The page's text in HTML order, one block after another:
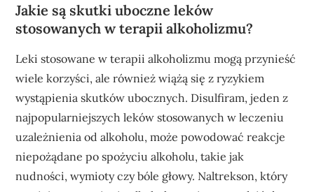
Jakie są skutki uboczne leków
stosowanych w terapii alkoholizmu?
Leki stosowane w terapii alkoholizmu mogą przynieść
wiele korzyści, ale również wiążą się z ryzykiem
wystąpienia skutków ubocznych. Disulfiram, jeden z
najpopularniejszych leków stosowanych w leczeniu
uzależnienia od alkoholu, może powodować reakcje
niepożądane po spożyciu alkoholu, takie jak
nudności, wymioty czy bóle głowy. Naltrekson, który